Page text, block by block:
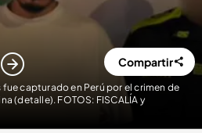
fue capturado en Perú por el crimen de
(detalle). FOTOS: FISCALÍA y
Compartir